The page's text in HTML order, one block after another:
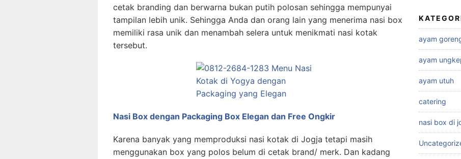
cetak branding dan berwarna bukan putih polosan sehingga mempunyai
tampilan lebih unik. Sehingga Anda dan orang lain yang menerima nasi box
memiliki rasa unik dan menambah selera untuk menikmati nasi kotak
tersebut.
Nasi Box dengan Packaging Box Elegan dan Free Ongkir
Karena banyak yang memproduksi nasi kotak di Jogja tetapi masih
menggunakan box yang polos belum di cetak brand/ merk. Dan kadang
ayam
ayam
ayam utuh
catering
nasi box di